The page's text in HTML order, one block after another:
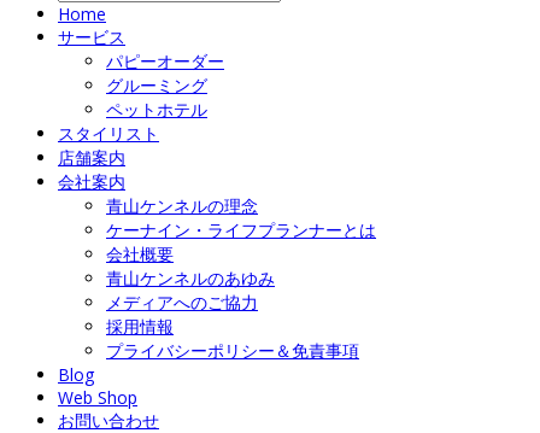
Home
サービス
パピーオーダー
グルーミング
ペットホテル
スタイリスト
店舗案内
会社案内
青山ケンネルの理念
ケーナイン・ライフプランナーとは
会社概要
青山ケンネルのあゆみ
メディアへのご協力
採用情報
プライバシーポリシー＆免責事項
Blog
Web Shop
お問い合わせ